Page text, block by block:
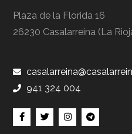
Plaza de la Florida 16
26230 Casalarreina (La
941 324 004